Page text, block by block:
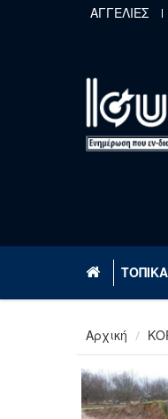
Παράκαμψη προς το
ΑΓΓΕΛΙΕΣ
Αρχική